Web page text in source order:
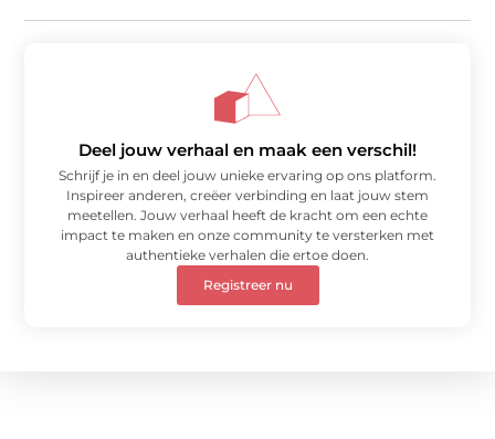
Deel jouw verhaal en maak een verschil!
Schrijf je in en deel jouw unieke ervaring op ons platform.
Inspireer anderen, creëer verbinding en laat jouw stem
meetellen. Jouw verhaal heeft de kracht om een echte
impact te maken en onze community te versterken met
authentieke verhalen die ertoe doen.
Registreer nu